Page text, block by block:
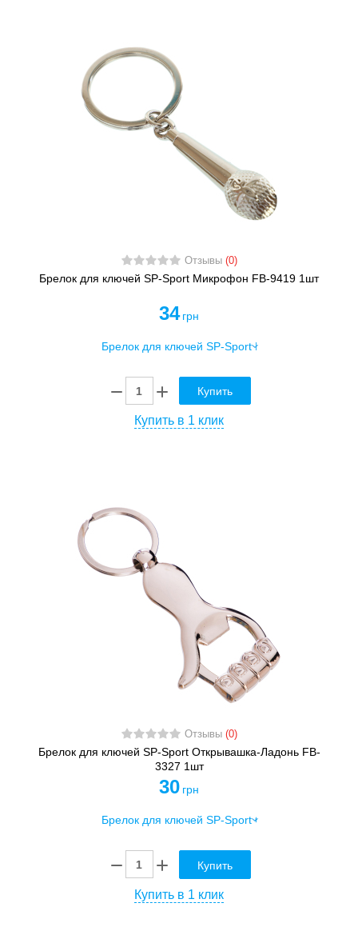
Отзывы (0)
Брелок для ключей SP-Sport Микрофон FB-9419 1шт
34 грн
Купить
Купить в 1 клик
Отзывы (0)
Брелок для ключей SP-Sport Открывашка-Ладонь FB-
3327 1шт
30 грн
Купить
Купить в 1 клик